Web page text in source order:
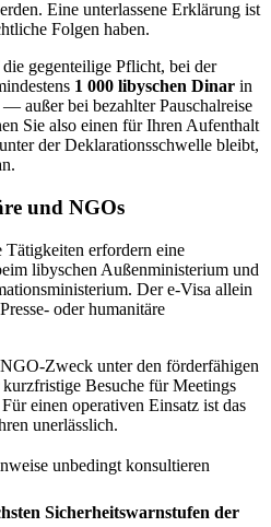
Eine unterlassene Erklärung ist
Folgen haben.
gegenteilige Pflicht, bei der
1 000 libyschen Dinar in
außer bei bezahlter Pauschalreise
Sie also einen für Ihren Aufenthalt
der Deklarationsschwelle bleibt,
und NGOs
Tätigkeiten erfordern eine
libyschen Außenministerium und
Der e-Visa allein
oder humanitäre
Zweck unter den förderfähigen
Besuche für Meetings
einen operativen Einsatz ist das
unerlässlich.
unbedingt konsultieren
Sicherheitswarnstufen der